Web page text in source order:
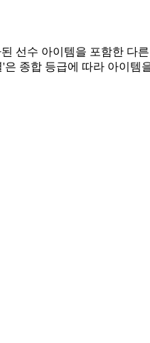
선수 아이템을 포함한 다
종합 등급에 따라 아이템